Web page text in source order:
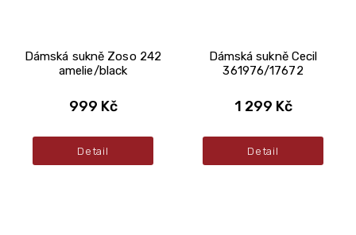
Dámská sukně Zoso 242
amelie/black
999 Kč
Detail
Dámská sukně Cecil
361976/17672
1 299 Kč
Detail